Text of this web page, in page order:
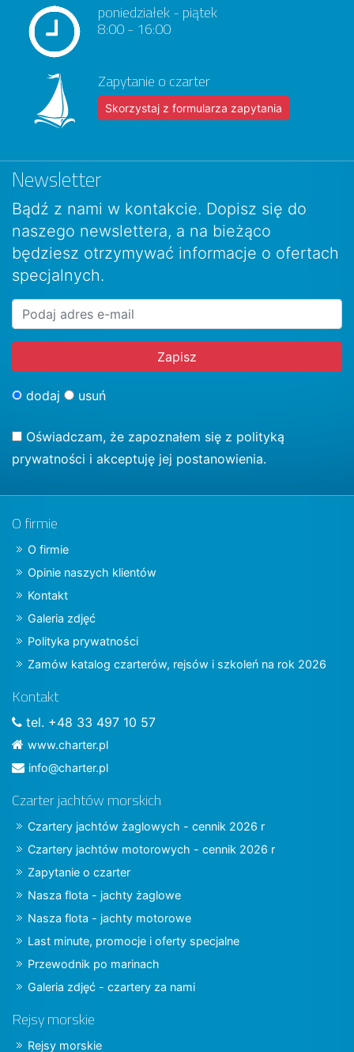
poniedziałek - piątek
8:00 - 16:00
Zapytanie o czarter
Skorzystaj z formularza zapytania
Newsletter
Bądź z nami w kontakcie. Dopisz się do
naszego newslettera, a na bieżąco
będziesz otrzymywać informacje o ofertach
specjalnych.
dodaj usuń
Oświadczam, że zapoznałem się z polityką
prywatności i akceptuję jej postanowienia.
O firmie
O firmie
Opinie naszych klientów
Kontakt
Galeria zdjęć
Polityka prywatności
Zamów katalog czarterów, rejsów i szkoleń na rok 2026
Kontakt
tel. +48 33 497 10 57
www.charter.pl
info@charter.pl
Czarter jachtów morskich
Czartery jachtów żaglowych - cennik 2026 r
Czartery jachtów motorowych - cennik 2026 r
Zapytanie o czarter
Nasza flota - jachty żaglowe
Nasza flota - jachty motorowe
Last minute, promocje i oferty specjalne
Przewodnik po marinach
Galeria zdjęć - czartery za nami
Rejsy morskie
Rejsy morskie